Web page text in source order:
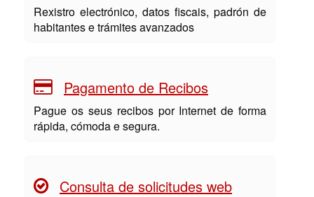
Rexistro electrónico, datos fiscais, padrón de
habitantes e trámites avanzados
Pagamento de Recibos
Pague os seus recibos por Internet de forma
rápida, cómoda e segura.
Consulta de solicitudes web